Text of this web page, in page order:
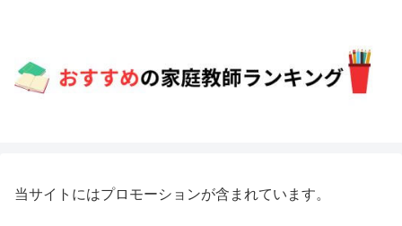
当サイトにはプロモーションが含まれています。